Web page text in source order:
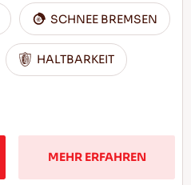
SCHNEE BREMSEN
HALTBARKEIT
MEHR ERFAHREN